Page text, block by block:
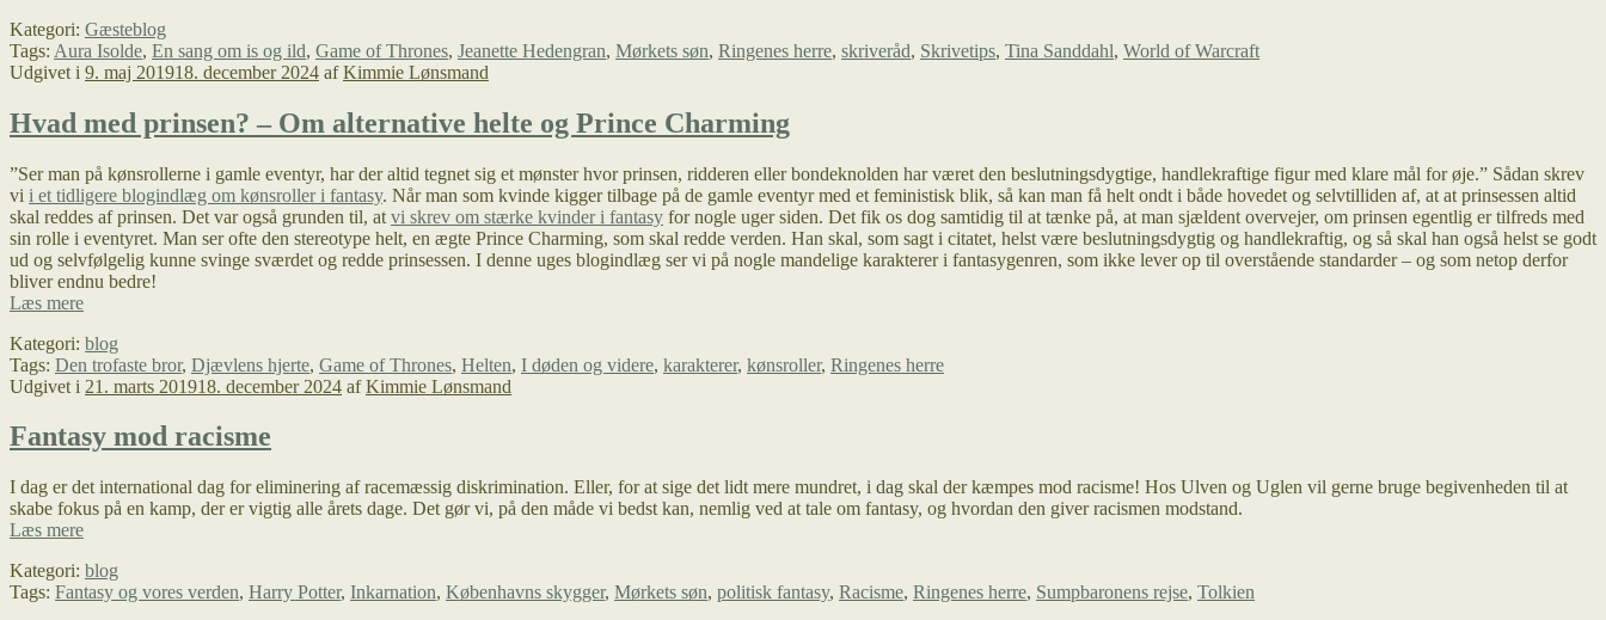
i
stå
gode
råd
skriveblokaden
Kategori: Gæsteblog
Tags: Aura Isolde, En sang om is og ild, Game of Thrones, Jeanette Hedengran, Mørkets søn, Ringenes herre, skriveråd, Skrivetips, Tina Sanddahl, World of Warcraft
Udgivet i 9. maj 201918. december 2024 afKimmie Lønsmand
Hvad med prinsen? – Om alternative helte og Prince Charming
”Ser man på kønsrollerne i gamle eventyr, har der altid tegnet sig et mønster hvor prinsen, ridderen eller bondeknolden har været den beslutningsdygtige, handlekraftige figur med klare mål for øje.” Sådan skrev
vi i et tidligere blogindlæg om kønsroller i fantasy. Når man som kvinde kigger tilbage på de gamle eventyr med et feministisk blik, så kan man få helt ondt i både hovedet og selvtilliden af, at at prinsessen altid
skal reddes af prinsen. Det var også grunden til, at vi skrev om stærke kvinder i fantasy for nogle uger siden. Det fik os dog samtidig til at tænke på, at man sjældent overvejer, om prinsen egentlig er tilfreds med
sin rolle i eventyret. Man ser ofte den stereotype helt, en ægte Prince Charming, som skal redde verden. Han skal, som sagt i citatet, helst være beslutningsdygtig og handlekraftig, og så skal han også helst se godt
ud og selvfølgelig kunne svinge sværdet og redde prinsessen. I denne uges blogindlæg ser vi på nogle mandelige karakterer i fantasygenren, som ikke lever op til overstående standarder – og som netop derfor
bliver endnu bedre!
Læs mereHvad
prinsen?
–
Om
helte
og
Charming
Kategori: blog
Tags: Den trofaste bror, Djævlens hjerte, Game of Thrones, Helten, I døden og videre, karakterer, kønsroller, Ringenes herre
Udgivet i 21. marts 201918. december 2024 afKimmie Lønsmand
Fantasy mod racisme
I dag er det international dag for eliminering af racemæssig diskrimination. Eller, for at sige det lidt mere mundret, i dag skal der kæmpes mod racisme! Hos Ulven og Uglen vil gerne bruge begivenheden til at
skabe fokus på en kamp, der er vigtig alle årets dage. Det gør vi, på den måde vi bedst kan, nemlig ved at tale om fantasy, og hvordan den giver racismen modstand.
Læs mereFantasy
racisme
Kategori: blog
Tags: Fantasy og vores verden, Harry Potter, Inkarnation, Københavns skygger, Mørkets søn, politisk fantasy, Racisme, Ringenes herre, Sumpbaronens rejse, Tolkien